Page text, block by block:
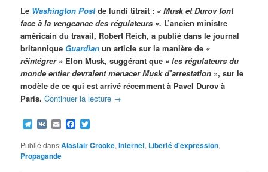
Le Washington Postde lundi titrait : « Musk et Durov font
face à la vengeance des régulateurs ». L’ancien ministre
américain du travail, Robert Reich, a publié dans le journal
britannique Guardian un article sur la manière de «
réintégrer » Elon Musk, suggérant que «les régulateurs du
monde entier devraient menacer Musk d’arrestation », sur le
modèle de ce qui est arrivé récemment à Pavel Durov à
Paris. Continuer la lecture →
Telegram
VK EmailFacebook
Publié dansAlastair Crooke,Internet, Liberté d'expression,
Propagande